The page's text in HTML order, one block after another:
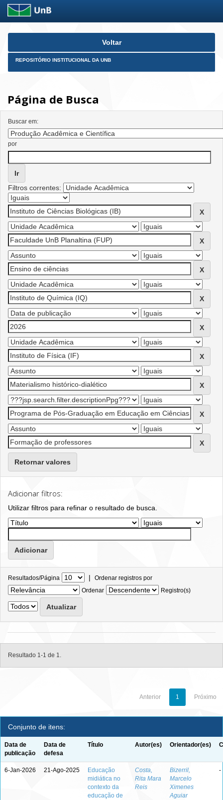
Skip
Voltar
REPOSITÓRIO INSTITUCIONAL DA UNB
Página de Busca
Buscar em:
por
Filtros correntes:
Retornar valores
Adicionar filtros:
Utilizar filtros para refinar o resultado de busca.
Resultados/Página | Ordenar registros por
Ordenar
Registro(s)
Resultado 1-1 de 1.
Anterior 1 Próximo
Conjunto de itens:
Data de
publicação
Data de
defesa
Título Autor(es) Orientador(es)
6-Jan-2026 21-Ago-2025
Educação
midiática no
contexto da
educação de
Costa,
Rita Mara
Reis
Bizerril,
Marcelo
Ximenes
Aguiar
-